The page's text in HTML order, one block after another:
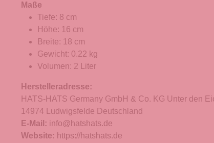
Maße
Tiefe: 8 cm
Höhe: 16 cm
Breite: 18 cm
Gewicht: 0.22 kg
Volumen: 2 Liter
Herstelleradresse:
HATS-HATS Germany GmbH & Co. KG Unter den
14974 Ludwigsfelde Deutschland
E-Mail: info@hatshats.de
Website: https://hatshats.de